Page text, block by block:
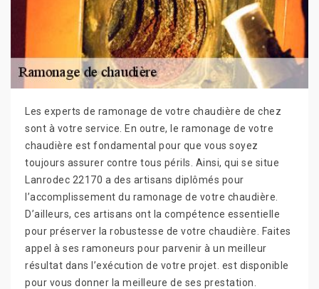
Les experts de ramonage de votre chaudière de chez
sont à votre service. En outre, le ramonage de votre
chaudière est fondamental pour que vous soyez
toujours assurer contre tous périls. Ainsi, qui se situe
Lanrodec 22170 a des artisans diplômés pour
l’accomplissement du ramonage de votre chaudière.
D’ailleurs, ces artisans ont la compétence essentielle
pour préserver la robustesse de votre chaudière. Faites
appel à ses ramoneurs pour parvenir à un meilleur
résultat dans l’exécution de votre projet. est disponible
pour vous donner la meilleure de ses prestation.